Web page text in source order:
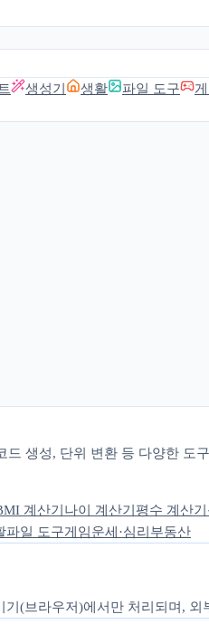
생성기 생활 파일 도구
생성, 단위 변환 등 다양한 도
계산기 나이 계산기 평수 계산기
파일 도구게임운세·심리 부동산
(브라우저)에서만 처리되며,